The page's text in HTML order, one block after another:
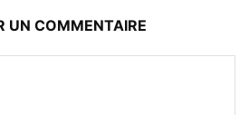
UN COMMENTAIRE